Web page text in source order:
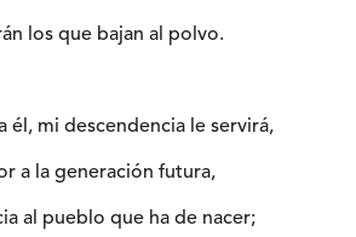
los que bajan al polvo.
él, mi descendencia le servirá,
a la generación futura,
al pueblo que ha de nacer;